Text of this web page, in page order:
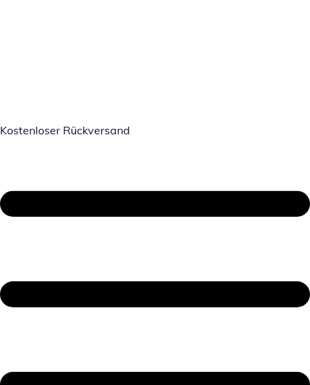
Kostenloser Rückversand